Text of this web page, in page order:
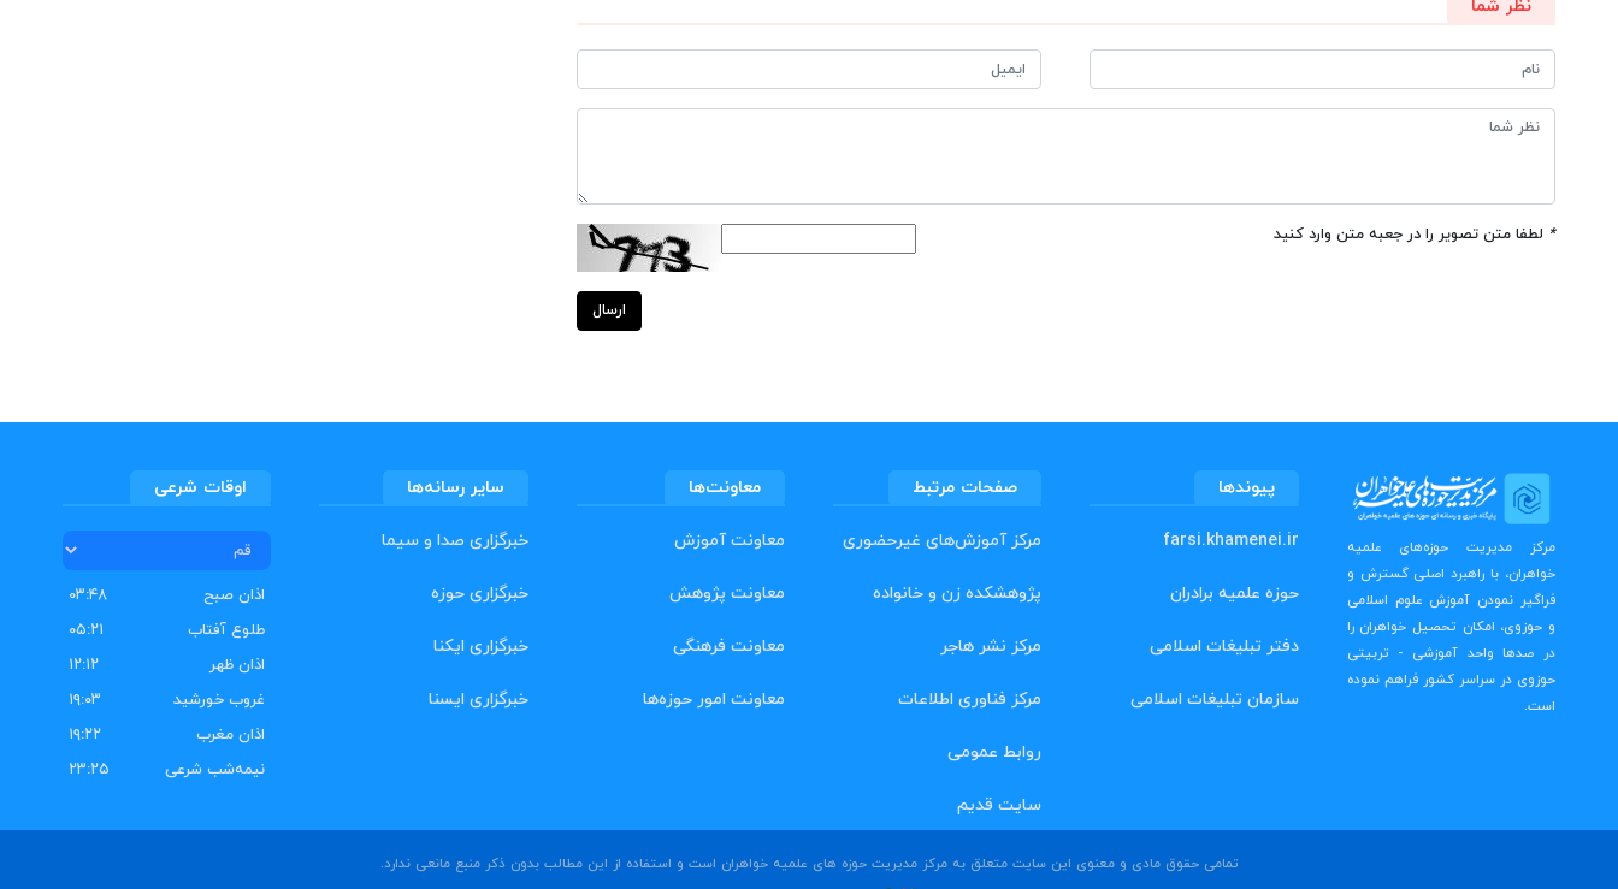
نظر شما
* لطفا متن تصویر را در جعبه متن وارد کنید
ارسال
مرکز مدیریت حوزه‌های علمیه
خواهران، با راهبرد اصلی گسترش و
فراگیر نمودن آموزش علوم اسلامی
و حوزوی، امکان تحصیل خواهران را
در صدها واحد آموزشی - تربیتی
حوزوی در سراسر کشور فراهم نموده
است.
پیوندها
farsi.khamenei.ir
حوزه علمیه برادران
دفتر تبلیغات اسلامی
سازمان تبلیغات اسلامی
صفحات مرتبط
مرکز آموزش‌های غیرحضوری
پژوهشکده زن و خانواده
مرکز نشر هاجر
مرکز فناوری اطلاعات
روابط عمومی
سایت قدیم
معاونت‌ها
معاونت آموزش
معاونت پژوهش
معاونت فرهنگی
معاونت امور حوزه‌ها
سایر رسانه‌ها
خبرگزاری صدا و سیما
خبرگزاری حوزه
خبرگزاری ایکنا
خبرگزاری ایسنا
اوقات شرعی
اذان صبح
۰۳:۴۸
طلوع آفتاب
۰۵:۲۱
اذان ظهر
۱۲:۱۲
غروب خورشید
۱۹:۰۳
اذان مغرب
۱۹:۲۲
نیمه‌شب شرعی
۲۳:۲۵
تمامی حقوق مادی و معنوی این سایت متعلق به مرکز مدیریت حوزه های علمیه خواهران است و استفاده از این مطالب بدون ذکر منبع مانعی ندارد.